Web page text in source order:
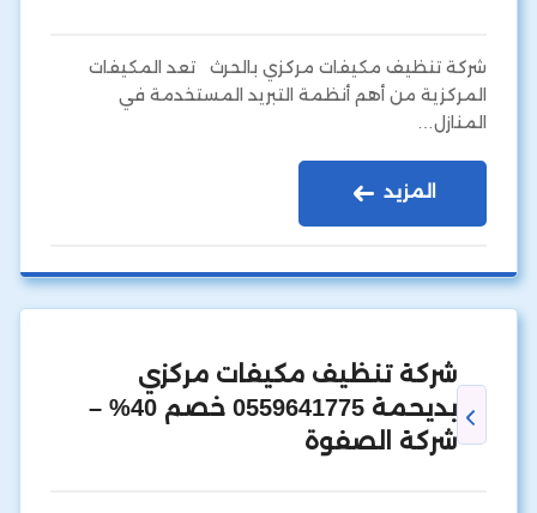
شركة تنظيف مكيفات مركزي بالحرث تعد المكيفات
المركزية من أهم أنظمة التبريد المستخدمة في
المنازل…
المزيد
شركة تنظيف مكيفات مركزي
بديحمة 0559641775 خصم 40% –
شركة الصفوة